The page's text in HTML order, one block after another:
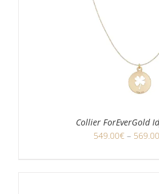
Collier ForEverGold
549.00€ – 569.00